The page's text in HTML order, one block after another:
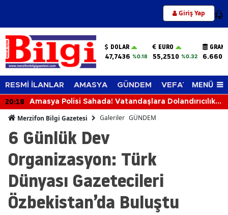
Giriş Yap 12
DOLAR
47,7436 %0.18
EURO
55,2510 %0.32
RESMİ İLANLAR AMASYA GÜNDEM VEFAT EDENLER
MENÜ
19:39 Merzifon’da Su Çilesi Bitiyor mu? Kargı Açıkladı
Merzifon Bilgi Gazetesi Galeriler GÜNDEM
6 Günlük Dev
Organizasyon: Türk
Dünyası Gazetecileri
Özbekistan’da Buluştu